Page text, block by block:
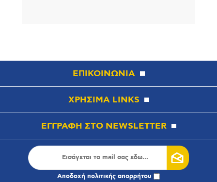
ΕΠΙΚΟΙΝΩΝΙΑ
ΧΡΗΣΙΜΑ LINKS
ΕΓΓΡΑΦΗ ΣΤΟ NEWSLETTER
Αποδοχή πολιτικής απορρήτου